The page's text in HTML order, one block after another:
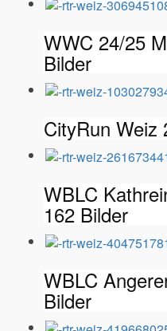
WWC 24/25
Bilder
CityRun Weiz
WBLC
162 Bilder
WBLC
Bilder